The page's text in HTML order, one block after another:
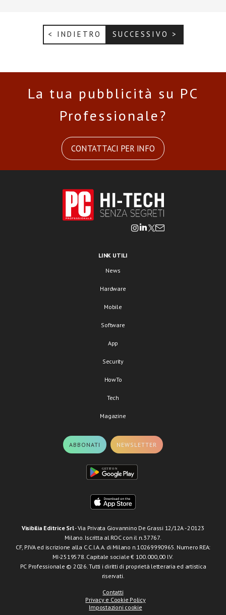
< INDIETRO SUCCESSIVO >
La tua pubblicità su PC
Professionale?
CONTATTACI PER INFO
LINK UTILI
News
Hardware
Mobile
Software
App
Security
HowTo
Tech
Magazine
ABBONATI NEWSLETTER
Visibilia Editrice Srl- Via Privata Giovannino De Grassi 12/12A - 20123
Milano. Iscritta al ROC con il n.37767.
CF, P.IVA ed iscrizione alla C.C.I.A.A. di Milano n.10269990965. Numero REA:
MI-2519578. Capitale sociale € 100.000,00 I.V.
PC Professionale © 2026. Tutti i diritti di proprietà letteraria ed artistica
riservati.
Contatti
Privacy e Cookie Policy
Impostazioni cookie